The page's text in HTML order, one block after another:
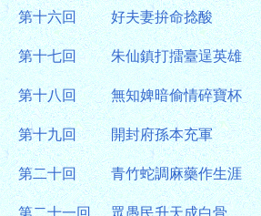
第十六回 好夫妻拚命捻酸
第十七回 朱仙鎮打擂臺逞英雄
第十八回 無知婢暗偷情碎寶杯
第十九回 開封府孫本充軍
第二十回 青竹蛇調麻藥作生涯
第二十一回 眾愚民升天成白骨